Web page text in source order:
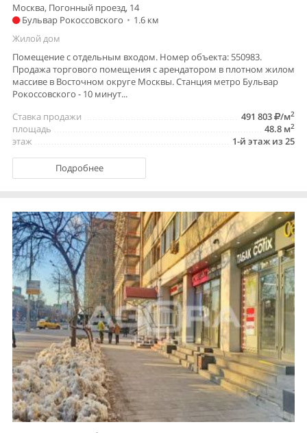
Москва, Погонный проезд, 14
Бульвар Рокоссовского • 1.6 км
Жилой дом
Помещение с отдельным входом. Номер объекта: 550983.
Продажа торгового помещения с арендатором в плотном жилом
массиве в Восточном округе Москвы. Станция метро Бульвар
Рокоссовского - 10 минут...
491 803
/м2
Ставка продажи
48.8 м2
площадь
1-й этаж из 25
этаж
Подробнее